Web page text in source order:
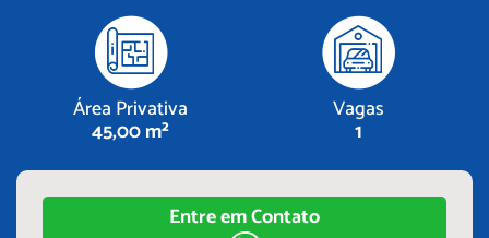
Área Privativa
45,00 m²
Vagas
1
Entre em Contato